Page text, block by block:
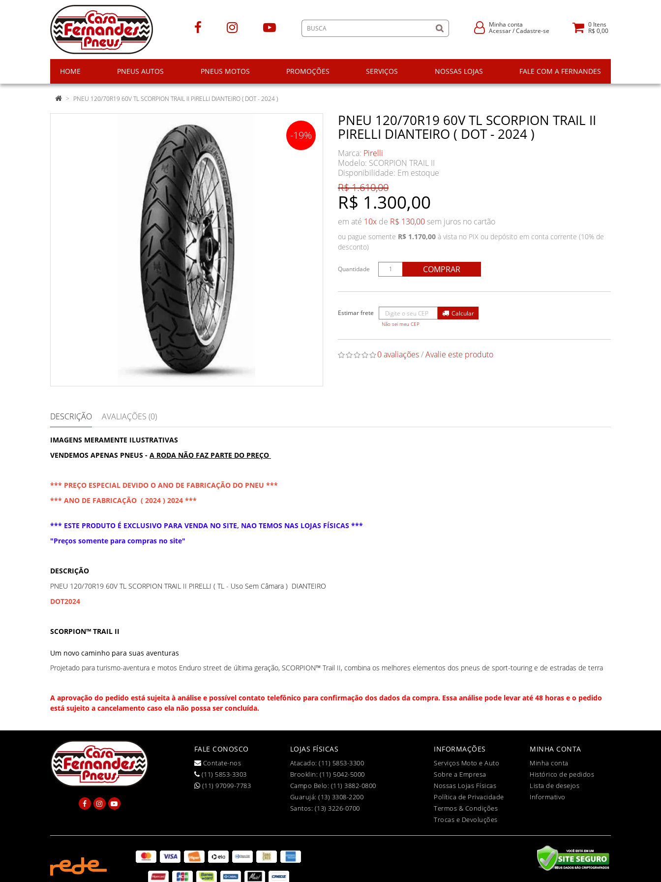
Minha conta
Acessar/Cadastre-se
0Itens
R$ 0,00
HOME PNEUS AUTOS PNEUS MOTOS PROMOÇÕES SERVIÇOS NOSSAS LOJAS FALE COM A FERNANDES
PNEU 120/70R19 60V TL SCORPION TRAIL II PIRELLI DIANTEIRO ( DOT - 2024 )
-19%
PNEU 120/70R19 60V TL SCORPION TRAIL II
PIRELLI DIANTEIRO ( DOT - 2024 )
Marca: Pirelli
Modelo: SCORPION TRAIL II
Disponibilidade: Em estoque
R$ 1.300,00
R$ 1.610,00
em até 10x de R$ 130,00 sem juros no cartão
ou pague somente R$ 1.170,00 à vista no PIX ou depósito em conta corrente (10% de
desconto)
Quantidade COMPRAR
Não sei meu CEP
0 avaliações/Avalie este produto
DESCRIÇÃO AVALIAÇÕES (0)
IMAGENS MERAMENTE ILUSTRATIVAS
VENDEMOS APENAS PNEUS - A RODA NÃO FAZ PARTE DO PREÇO
*** PREÇO ESPECIAL DEVIDO O ANO DE FABRICAÇÃO DO PNEU ***
*** ANO DE FABRICAÇÃO ( 2024 ) 2024 ***
*** ESTE PRODUTO É EXCLUSIVO PARA VENDA NO SITE, NAO TEMOS NAS LOJAS FÍSICAS ***
"Preços somente para compras no site"
DESCRIÇÃO
PNEU 120/70R19 60V TL SCORPION TRAIL II PIRELLI ( TL - Uso Sem Câmara ) DIANTEIRO
DOT2024
SCORPION™ TRAIL II
Um novo caminho para suas aventuras
Projetado para turismo-aventura e motos Enduro street de última geração, SCORPION™ Trail II, combina os melhores elementos dos pneus de sport-touring e de estradas de terra
A aprovação do pedido está sujeita à análise e possível contato telefônico para confirmação dos dados da compra. Essa análise pode levar até 48 horas e o pedido
está sujeito a cancelamento caso ela não possa ser concluída.
FALE CONOSCO
Contate-nos
(11) 5853-3303
(11) 97099-7783
LOJAS FÍSICAS
Atacado: (11) 5853-3300
Brooklin: (11) 5042-5000
Campo Belo: (11) 3882-0800
Guarujá: (13) 3308-2200
Santos: (13) 3226-0700
INFORMAÇÕES
Serviços Moto e Auto
Sobre a Empresa
Nossas Lojas Físicas
Política de Privacidade
Termos & Condições
Trocas e Devoluções
MINHA CONTA
Minha conta
Histórico de pedidos
Lista de desejos
Informativo